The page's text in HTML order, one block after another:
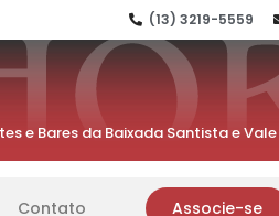
(13) 3219-5559
e Bares da Baixada Santista e
Contato Associe-se